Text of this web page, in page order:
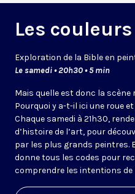
Les
Exploration de la Bible en
Le samedi • 20h30 • 5 min
Mais quelle est donc la
Pourquoi y a-t-il ici une roue
Chaque samedi à 21h30,
d’histoire de l’art, pour
par les plus grands peintres.
donne tous les codes pour
comprendre les intentions de